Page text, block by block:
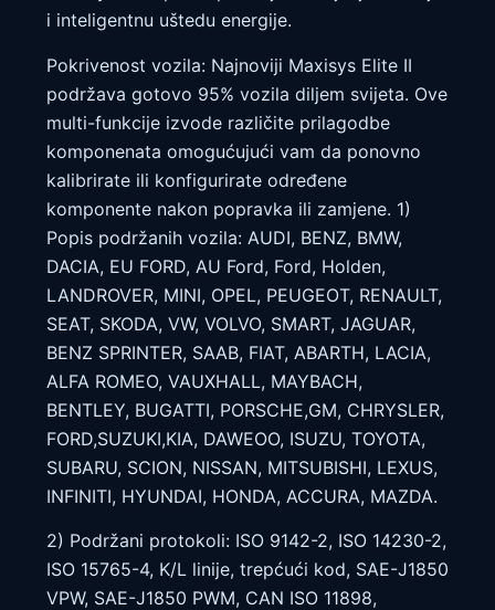
i inteligentnu uštedu energije.
Pokrivenost vozila: Najnoviji Maxisys Elite II
podržava gotovo 95% vozila diljem svijeta. Ove
multi-funkcije izvode različite prilagodbe
komponenata omogućujući vam da ponovno
kalibrirate ili konfigurirate određene
komponente nakon popravka ili zamjene. 1)
Popis podržanih vozila: AUDI, BENZ, BMW,
DACIA, EU FORD, AU Ford, Ford, Holden,
LANDROVER, MINI, OPEL, PEUGEOT, RENAULT,
SEAT, SKODA, VW, VOLVO, SMART, JAGUAR,
BENZ SPRINTER, SAAB, FIAT, ABARTH, LACIA,
ALFA ROMEO, VAUXHALL, MAYBACH,
BENTLEY, BUGATTI, PORSCHE,GM, CHRYSLER,
FORD,SUZUKI,KIA, DAWEOO, ISUZU, TOYOTA,
SUBARU, SCION, NISSAN, MITSUBISHI, LEXUS,
INFINITI, HYUNDAI, HONDA, ACCURA, MAZDA.
2) Podržani protokoli: ISO 9142-2, ISO 14230-2,
ISO 15765-4, K/L linije, trepćući kod, SAE-J1850
VPW, SAE-J1850 PWM, CAN ISO 11898,